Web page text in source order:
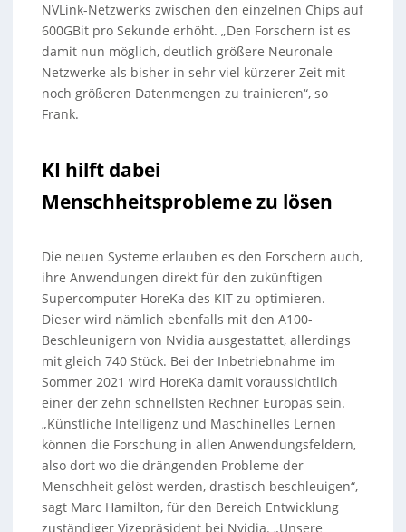
NVLink-Netzwerks zwischen den einzelnen Chips auf
600GBit pro Sekunde erhöht. „Den Forschern ist es
damit nun möglich, deutlich größere Neuronale
Netzwerke als bisher in sehr viel kürzerer Zeit mit
noch größeren Datenmengen zu trainieren“, so
Frank.
KI hilft dabei
Menschheitsprobleme zu lösen
Die neuen Systeme erlauben es den Forschern auch,
ihre Anwendungen direkt für den zukünftigen
Supercomputer HoreKa des KIT zu optimieren.
Dieser wird nämlich ebenfalls mit den A100-
Beschleunigern von Nvidia ausgestattet, allerdings
mit gleich 740 Stück. Bei der Inbetriebnahme im
Sommer 2021 wird HoreKa damit voraussichtlich
einer der zehn schnellsten Rechner Europas sein.
„Künstliche Intelligenz und Maschinelles Lernen
können die Forschung in allen Anwendungsfeldern,
also dort wo die drängenden Probleme der
Menschheit gelöst werden, drastisch beschleuigen“,
sagt Marc Hamilton, für den Bereich Entwicklung
zuständiger Vizepräsident bei Nvidia. „Unsere